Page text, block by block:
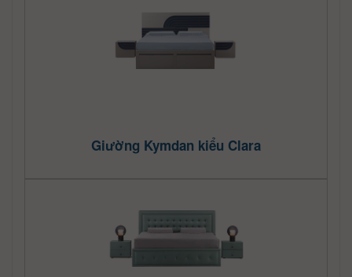
Giường Kymdan kiểu Clara